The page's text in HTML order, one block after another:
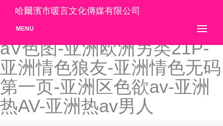
亚洲欧美色图25P-亚洲欧美
性交-亚洲欧美淫-亚洲欧洲
aV色图-亚洲欧洲另类21P-
亚洲情色狼友-亚洲情色无码
第一页-亚洲区色欲av-亚洲
热AV-亚洲热av男人
哈爾濱市暖言文化傳媒有限公司
MENU